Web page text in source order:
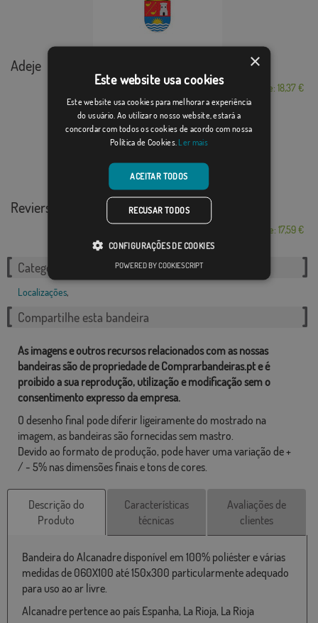
Adeje
Desde: 18,37 €
Reviers
Desde: 17,59 €
Categorias relacionadas:
Localizações,
Compartilhe esta bandeira
As imagens e outros recursos relacionados com as nossas
bandeiras são de propriedade de Comprarbandeiras.pt e é
proibido a sua reprodução, utilização e modificação sem o
consentimento expresso da empresa.
O desenho final pode diferir ligeiramente do mostrado na
imagem, as bandeiras são fornecidas sem mastro.
Devido ao formato de produção, pode haver uma variação de +
/ - 5% nas dimensões finais e tons de cores.
Descrição do
Produto
Características
técnicas
Avaliações de
clientes
Bandeira do Alcanadre disponível em 100% poliéster e várias
medidas de 060X100 até 150x300 particularmente adequado
para uso ao ar livre.
Alcanadre pertence ao país Espanha, La Rioja, La Rioja
×
Este website usa cookies
Este website usa cookies para melhorar a experiência
do usuário. Ao utilizar o nosso website, estará a
concordar com todos os cookies de acordo com nossa
Política de Cookies. Ler mais
ACEITAR TODOS
RECUSAR TODOS
CONFIGURAÇÕES DE COOKIES
POWERED BY COOKIESCRIPT